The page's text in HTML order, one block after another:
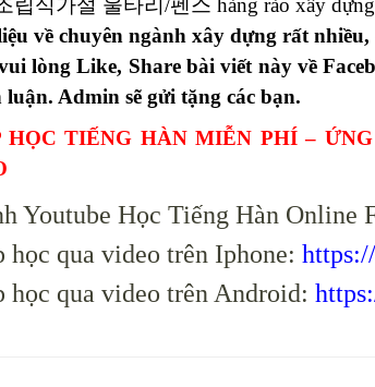
립식가설 울타리/펜스 hàng rào xây
về chuyên ngành xây dựng rất
lòng Like, Share bài viết này về
luận. Admin sẽ gửi tặng các bạn.
HỌC TIẾNG HÀN MIỄN PHÍ –
Youtube Học Tiếng Hàn Online
học qua video trên Iphone:
học qua video trên Android: